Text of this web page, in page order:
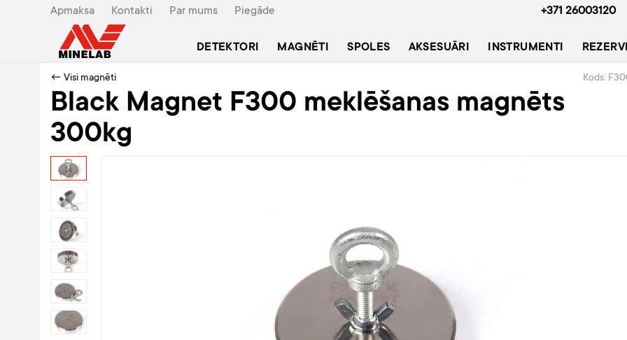
Apmaksa Kontakti Par mums Piegāde +371 26003120
DETEKTORI MAGNĒTI SPOLES AKSESUĀRI INSTRUMENTI
← Visi magnēti Kods:
Black Magnet F300 meklēšanas magnēts
300kg